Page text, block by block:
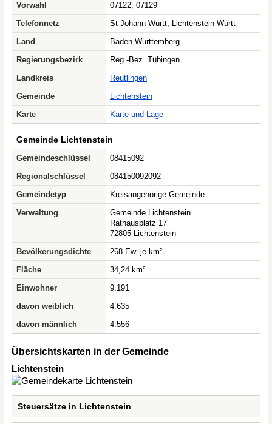
Vorwahl
07122, 07129
Telefonnetz
St Johann Württ, Lichtenstein Württ
Land
Baden-Württemberg
Regierungsbezirk
Reg.-Bez. Tübingen
Landkreis
Reutlingen
Gemeinde
Lichtenstein
Karte
Karte und Lage
Gemeinde Lichtenstein
Gemeindeschlüssel
08415092
Regionalschlüssel
084150092092
Gemeindetyp
Kreisangehörige Gemeinde
Verwaltung
Gemeinde Lichtenstein
Rathausplatz 17
72805 Lichtenstein
Bevölkerungsdichte
268 Ew. je km²
Fläche
34,24 km²
Einwohner
9.191
davon weiblich
4.635
davon männlich
4.556
Übersichtskarten in der Gemeinde
Lichtenstein
Steuersätze in Lichtenstein